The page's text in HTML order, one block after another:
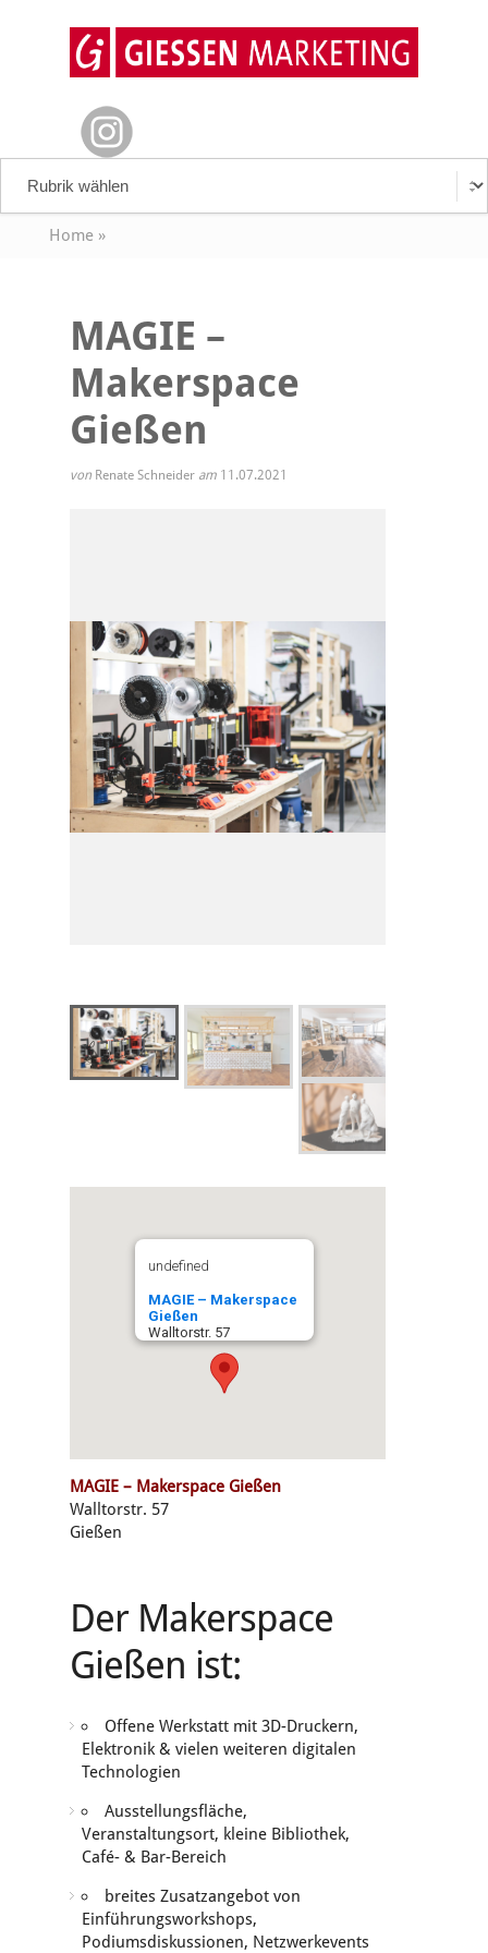
Home»
MAGIE –
Makerspace
Gießen
von Renate Schneider am 11.07.2021
undefined
MAGIE – Makerspace
Gießen
Walltorstr. 57
MAGIE – Makerspace Gießen
Walltorstr. 57
Gießen
Der Makerspace
Gießen ist:
Offene Werkstatt mit 3D-Druckern,
Elektronik & vielen weiteren digitalen
Technologien
Ausstellungsfläche,
Veranstaltungsort, kleine Bibliothek,
Café- & Bar-Bereich
breites Zusatzangebot von
Einführungsworkshops,
Podiumsdiskussionen, Netzwerkevents